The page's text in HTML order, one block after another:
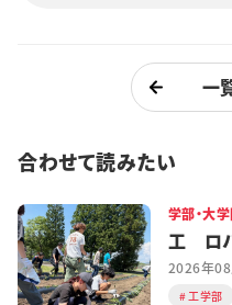
一
合わせて読みたい
学部・大
工 ロ
2026年
工学部